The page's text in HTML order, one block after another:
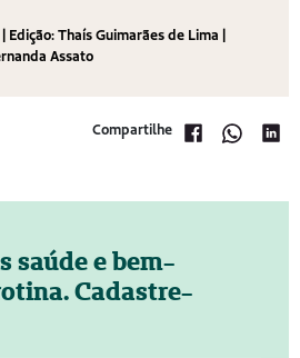
Edição: Thaís Guimarães de Lima |
Assato
Compartilhe
saúde e bem-
Cadastre-